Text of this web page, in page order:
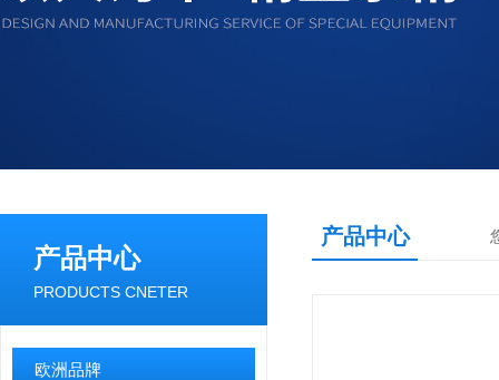
产品中心
PRODUCTS CNETER
欧洲品牌
产品中心